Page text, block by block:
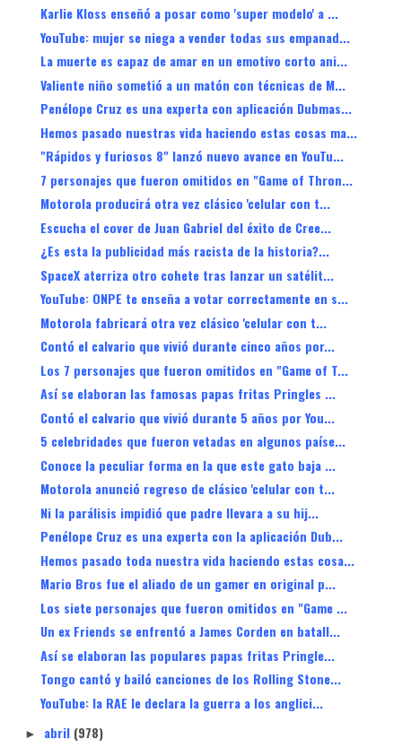
Karlie Kloss enseñó a posar como 'super modelo' a ...
YouTube: mujer se niega a vender todas sus empanad...
La muerte es capaz de amar en un emotivo corto ani...
Valiente niño sometió a un matón con técnicas de M...
Penélope Cruz es una experta con aplicación Dubmas...
Hemos pasado nuestras vida haciendo estas cosas ma...
"Rápidos y furiosos 8" lanzó nuevo avance en YouTu...
7 personajes que fueron omitidos en "Game of Thron...
Motorola producirá otra vez clásico 'celular con t...
Escucha el cover de Juan Gabriel del éxito de Cree...
¿Es esta la publicidad más racista de la historia?...
SpaceX aterriza otro cohete tras lanzar un satélit...
YouTube: ONPE te enseña a votar correctamente en s...
Motorola fabricará otra vez clásico 'celular con t...
Contó el calvario que vivió durante cinco años por...
Los 7 personajes que fueron omitidos en "Game of T...
Así se elaboran las famosas papas fritas Pringles ...
Contó el calvario que vivió durante 5 años por You...
5 celebridades que fueron vetadas en algunos paíse...
Conoce la peculiar forma en la que este gato baja ...
Motorola anunció regreso de clásico 'celular con t...
Ni la parálisis impidió que padre llevara a su hij...
Penélope Cruz es una experta con la aplicación Dub...
Hemos pasado toda nuestra vida haciendo estas cosa...
Mario Bros fue el aliado de un gamer en original p...
Los siete personajes que fueron omitidos en "Game ...
Un ex Friends se enfrentó a James Corden en batall...
Así se elaboran las populares papas fritas Pringle...
Tongo cantó y bailó canciones de los Rolling Stone...
YouTube: la RAE le declara la guerra a los anglici...
► abril (978)